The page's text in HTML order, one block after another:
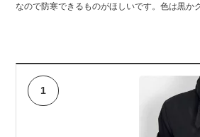
なので防寒できるものがほしいです。色は黒か
1